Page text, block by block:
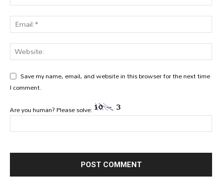
Save my name, email, and website in this browser for the next time
I comment.
Are you human? Please solve: